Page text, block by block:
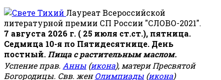
Лауреат Всероссийской
литературной премии СП России "СЛОВО-2021".
7 августа 2026 г. ( 25 июля ст.ст.), пятница.
Седмица 10-я по Пятидесятнице. День
постный. Пища с растительным маслом.
Успение прав. Анны (икона), матери Пресвятой
Богородицы. Свв. женОлимпиады (икона)